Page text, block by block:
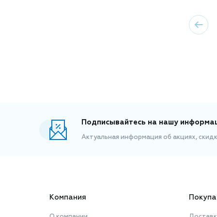
Подписывайтесь на нашу
Актуальная информация об акциях,
Компания